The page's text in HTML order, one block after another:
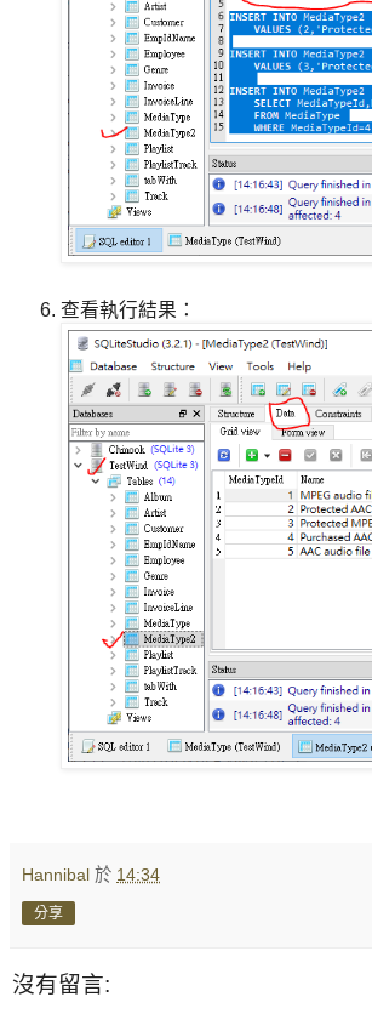
查看執行結果：
Hannibal 於 14:34
分享
沒有留言: